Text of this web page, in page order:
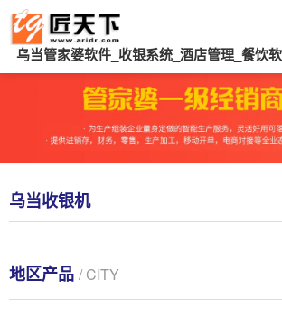
乌当管家婆软件_收银系统_酒店管理_餐饮
乌当收银机
地区产品 / CITY